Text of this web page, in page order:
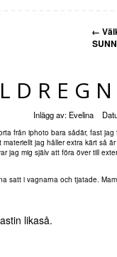
←
Inlägg av: Evelina
från iphoto bara sådär, fast
jag håller extra kärt så
jag mig själv att föra över till
satt i vagnarna och tjatade.
likaså.